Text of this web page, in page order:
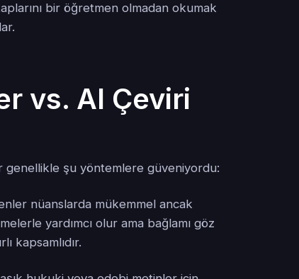
bir öğretmen olmadan okumak
vs. AI Çeviri
genellikle şu yöntemlere güveniyordu:
nüanslarda mükemmel ancak
yardımcı olur ama bağlamı göz
kapsamlıdır.